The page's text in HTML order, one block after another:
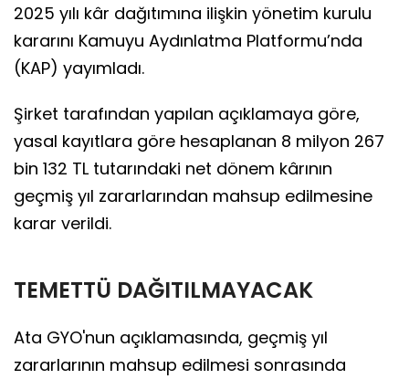
2025 yılı kâr dağıtımına ilişkin yönetim kurulu
kararını Kamuyu Aydınlatma Platformu’nda
(KAP) yayımladı.
Şirket tarafından yapılan açıklamaya göre,
yasal kayıtlara göre hesaplanan 8 milyon 267
bin 132 TL tutarındaki net dönem kârının
geçmiş yıl zararlarından mahsup edilmesine
karar verildi.
TEMETTÜ DAĞITILMAYACAK
Ata GYO'nun açıklamasında, geçmiş yıl
zararlarının mahsup edilmesi sonrasında